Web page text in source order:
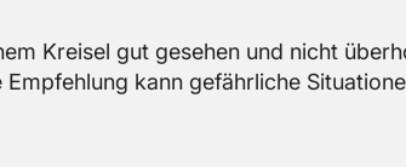
Krei­sel gut ge­se­hen und nicht
kann ge­fähr­li­che